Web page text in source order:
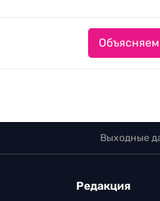
Выходные
Редакция